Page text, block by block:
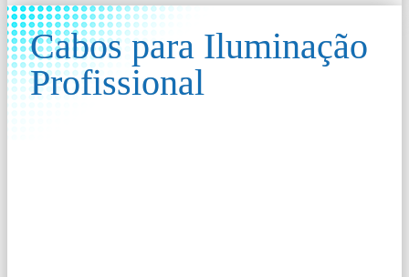
Cabos para Iluminação
Profissional